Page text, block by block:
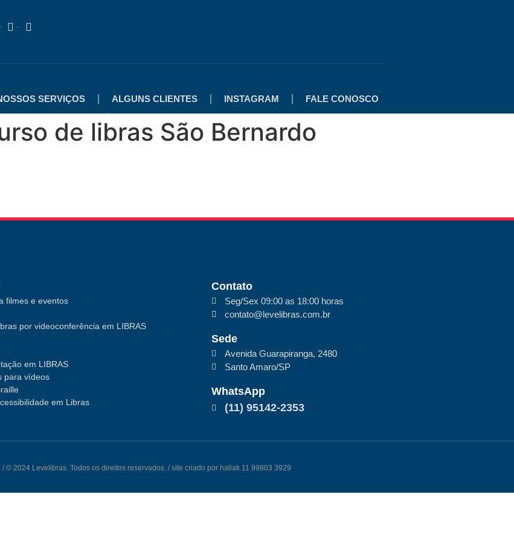
SERVIÇOS ALGUNS CLIENTES INSTAGRAM FALE CONOSCO
de libras São Bernardo
filmes e eventos
por videoconferência em LIBRAS
em LIBRAS
para vídeos
em Libras
Contato
Seg/Sex 09:00 as 18:00 horas
contato@levelibras.com.br
Sede
Avenida Guarapiranga, 2480
Santo Amaro/SP
WhatsApp
(11) 95142-2353
/ © 2024 Levelibras. Todos os direitos reservados. / site criado por hallak 11 99803 3929